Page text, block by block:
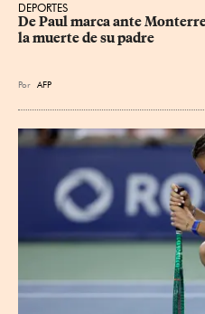
DEPORTES
De Paul marca ante
la muerte de su padre
Por AFP